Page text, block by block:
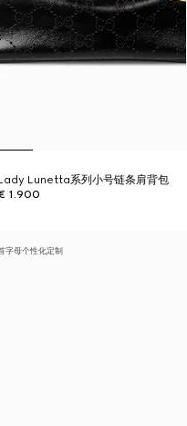
Lunetta系列小号链条肩背包
1.900
字母个性化定制